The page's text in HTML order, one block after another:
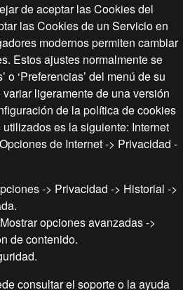
de aceptar las Cookies del
las Cookies de un Servicio en
modernos permiten cambiar
Estos ajustes normalmente se
o ‘Preferencias’ del menú de su
ligeramente de una versión
de la política de cookies
es la siguiente: Internet
de Internet -> Privacidad -
-> Privacidad -> Historial ->
opciones avanzadas ->
de contenido.
consultar el soporte o la ayuda